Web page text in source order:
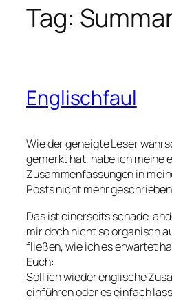
Tag:
Englischfaul
Wie der geneigte Leser
gemerkt hat, habe ich meine
Zusammenfassungen in
Posts nicht mehr
Das ist einerseits schade,
mir doch nicht so organisch
fließen, wie ich es erwartet
Euch:
Soll ich wieder englische
einführen oder es einfach